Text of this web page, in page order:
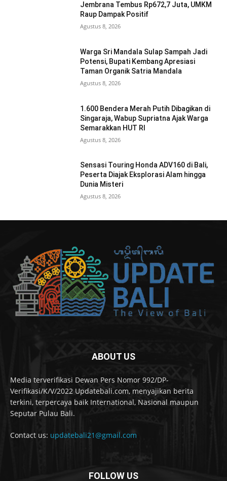
Jembrana Tembus Rp672,7 Juta, UMKM
Raup Dampak Positif
Agustus 8, 2026
Warga Sri Mandala Sulap Sampah Jadi
Potensi, Bupati Kembang Apresiasi
Taman Organik Satria Mandala
Agustus 8, 2026
1.600 Bendera Merah Putih Dibagikan di
Singaraja, Wabup Supriatna Ajak Warga
Semarakkan HUT RI
Agustus 8, 2026
Sensasi Touring Honda ADV160 di Bali,
Peserta Diajak Eksplorasi Alam hingga
Dunia Misteri
Agustus 8, 2026
ABOUT US
Media terverifikasi Dewan Pers Nomor 992/DP-
Verifikasi/K/V/2022 Updatebali.com, menyajikan berita
terkini, terpercaya baik International, Nasional maupun
Seputar Pulau Bali.
Contact us: updatebali21@gmail.com
FOLLOW US